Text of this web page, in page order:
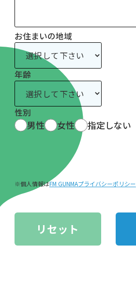
お住まいの地域
年齢
性別
男性 女性 指定しない
※個人情報はFM GUNMAプライバシーポリシー